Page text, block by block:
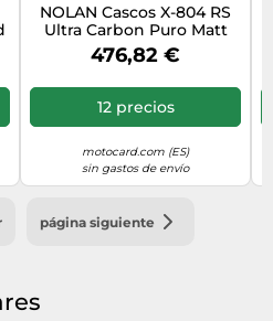
NOLAN Cascos X-804 RS
Ultra Carbon Puro Matt
Carbon L
476,82 €
12 precios
motocard.com (ES)
sin gastos de envío
página siguiente